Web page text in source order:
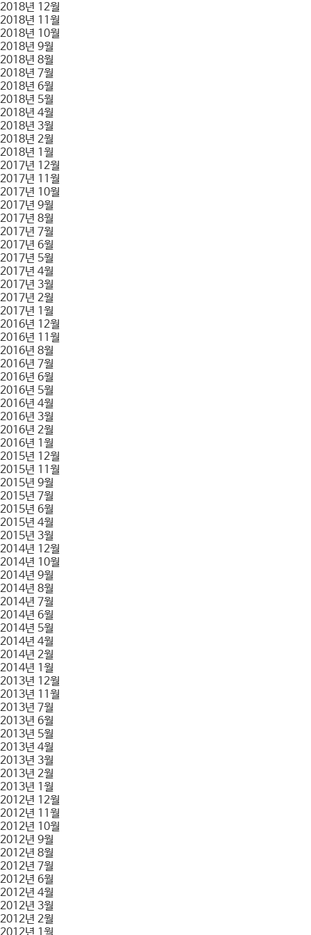
2018년 12월
2018년 11월
2018년 10월
2018년 9월
2018년 8월
2018년 7월
2018년 6월
2018년 5월
2018년 4월
2018년 3월
2018년 2월
2018년 1월
2017년 12월
2017년 11월
2017년 10월
2017년 9월
2017년 8월
2017년 7월
2017년 6월
2017년 5월
2017년 4월
2017년 3월
2017년 2월
2017년 1월
2016년 12월
2016년 11월
2016년 8월
2016년 7월
2016년 6월
2016년 5월
2016년 4월
2016년 3월
2016년 2월
2016년 1월
2015년 12월
2015년 11월
2015년 9월
2015년 7월
2015년 6월
2015년 4월
2015년 3월
2014년 12월
2014년 10월
2014년 9월
2014년 8월
2014년 7월
2014년 6월
2014년 5월
2014년 4월
2014년 2월
2014년 1월
2013년 12월
2013년 11월
2013년 7월
2013년 6월
2013년 5월
2013년 4월
2013년 3월
2013년 2월
2013년 1월
2012년 12월
2012년 11월
2012년 10월
2012년 9월
2012년 8월
2012년 7월
2012년 6월
2012년 4월
2012년 3월
2012년 2월